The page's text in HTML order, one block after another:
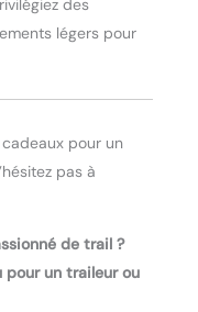
des
légers pour
pour un
pas à
de trail ?
pour un traileur ou